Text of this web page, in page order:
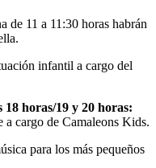
de 11 a 11:30 horas habrán
infantil a cargo del
18 horas/19 y 20 horas:
a cargo de Camaleons Kids.
para los más pequeños